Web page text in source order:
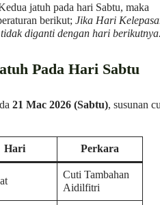
jatuh pada hari Sabtu, maka
berikut; Jika Hari
diganti dengan hari
Pada Hari Sabtu
21 Mac 2026 (Sabtu), susunan
Hari Perkara
Cuti Tambahan
Aidilfitri